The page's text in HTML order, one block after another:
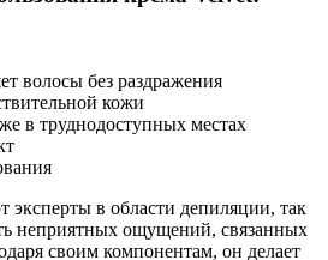
волосы без раздражения
кожи
в труднодоступных местах
эксперты в области депиляции, так
неприятных ощущений, связанных
своим компонентам, он делает